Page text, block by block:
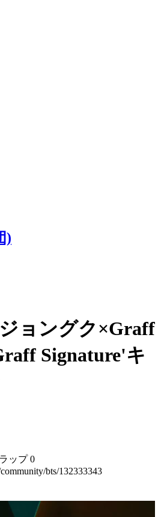
)
ョングク×Graff
Signature'キ
ップ 0
bts/132333343